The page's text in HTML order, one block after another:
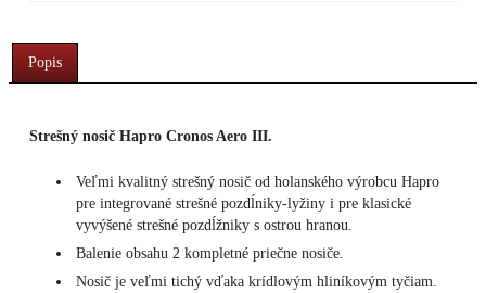
Popis
Strešný nosič Hapro Cronos Aero III.
Veľmi kvalitný strešný nosič od holanského výrobcu Hapro
pre integrované strešné pozdĺniky-lyžiny i pre klasické
vyvýšené strešné pozdĺžniky s ostrou hranou.
Balenie obsahu 2 kompletné priečne nosiče.
Nosič je veľmi tichý vďaka krídlovým hliníkovým tyčiam.